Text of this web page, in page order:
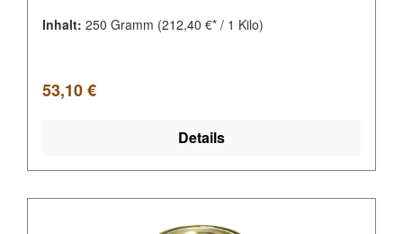
Inhalt: 250 Gramm (212,40 €* / 1 Kilo)
Regulärer Preis:
53,10 €
Details